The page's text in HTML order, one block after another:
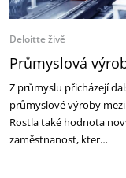
Deloitte živě
Průmyslová
Z průmyslu přicházejí
průmyslové výroby
Rostla také hodnota
zaměstnanost, kter…